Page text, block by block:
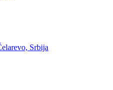
Srbija